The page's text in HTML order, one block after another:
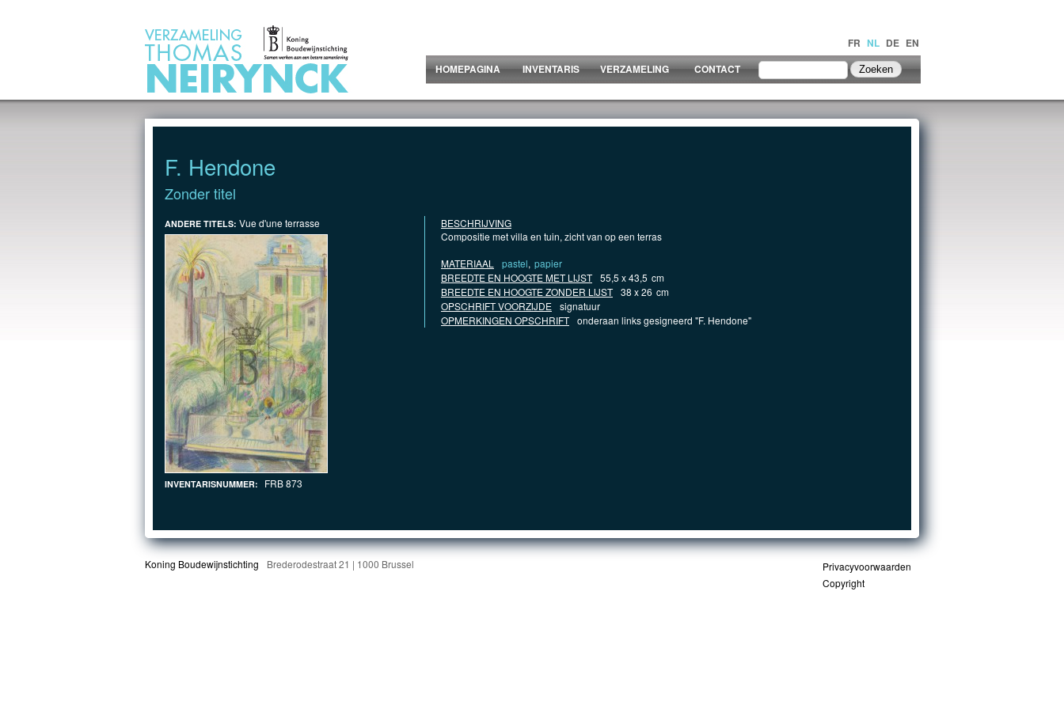
FR NL DE EN
HOMEPAGINA
INVENTARIS VERZAMELING CONTACT
F. Hendone
Zonder titel
ANDERE TITELS: Vue d'une terrasse
INVENTARISNUMMER: FRB 873
BESCHRIJVING
Compositie met villa en tuin, zicht van op een terras
MATERIAAL
pastel, papier
BREEDTE EN HOOGTE MET LIJST 55,5 x 43,5 cm
BREEDTE EN HOOGTE ZONDER LIJST 38 x 26 cm
OPSCHRIFT VOORZIJDE signatuur
OPMERKINGEN OPSCHRIFT onderaan links gesigneerd "F. Hendone"
Koning Boudewijnstichting Brederodestraat 21 | 1000 Brussel
Privacyvoorwaarden
Copyright